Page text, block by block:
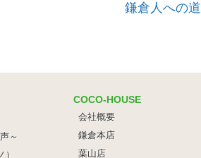
鎌倉人への道
～
COCO-HOUSE
会社概要
鎌倉本店
葉山店